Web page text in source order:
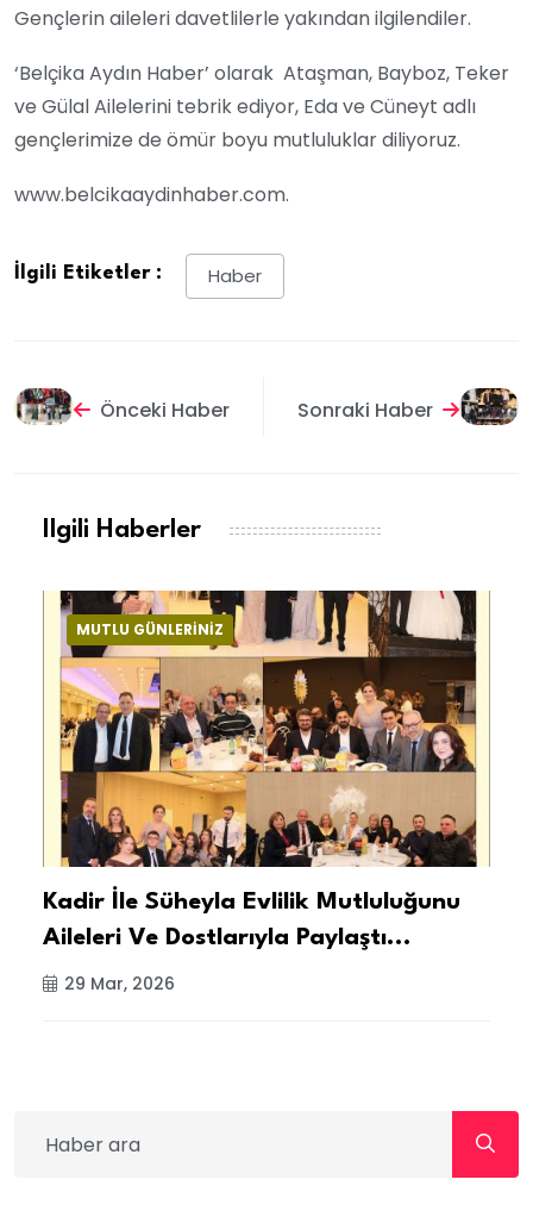
Gençlerin aileleri davetlilerle yakından ilgilendiler.
‘Belçika Aydın Haber’ olarak Ataşman, Bayboz, Teker
ve Gülal Ailelerini tebrik ediyor, Eda ve Cüneyt adlı
gençlerimize de ömür boyu mutluluklar diliyoruz.
www.belcikaaydinhaber.com.
İlgili Etiketler : Haber
Önceki Haber Sonraki Haber
Ilgili Haberler
MUTLU GÜNLERİNİZ
Kadir İle Süheyla Evlilik Mutluluğunu
Aileleri Ve Dostlarıyla Paylaştı...
29 Mar, 2026